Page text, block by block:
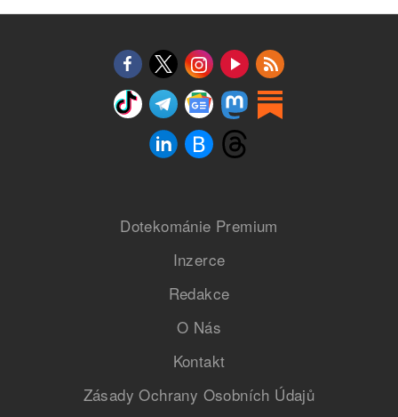
Dotekománie Premium
Inzerce
Redakce
O Nás
Kontakt
Zásady Ochrany Osobních Údajů